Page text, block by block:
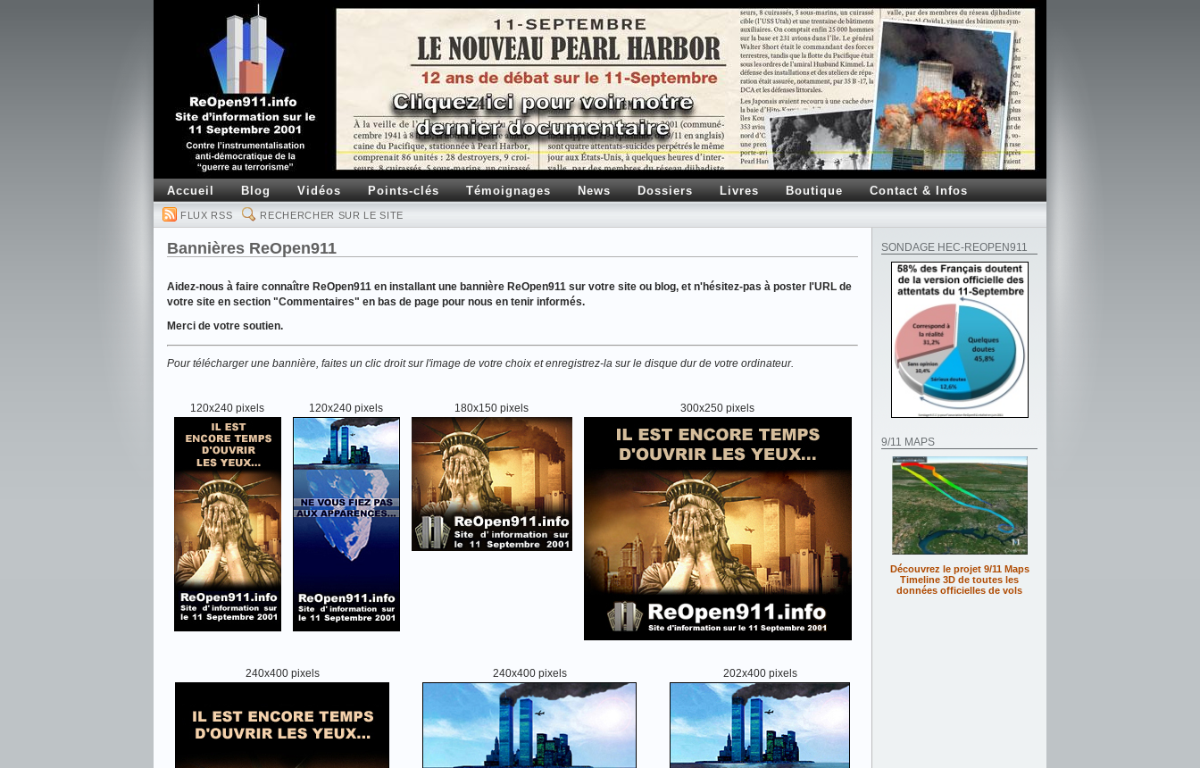
Accueil Blog Vidéos Points-clés Témoignages News Dossiers Livres Boutique Contact & Infos
FLUX RSS RECHERCHER SUR LE SITE
Bannières ReOpen911
Aidez-nous à faire connaître ReOpen911 en installant une bannière ReOpen911 sur votre site ou blog, et n'hésitez-pas à poster l'URL de
votre site en section "Commentaires" en bas de page pour nous en tenir informés.
Merci de votre soutien.
Pour télécharger une bannière, faites un clic droit sur l'image de votre choix et enregistrez-la sur le disque dur de votre ordinateur.
120x240 pixels 120x240 pixels 180x150 pixels 300x250 pixels
240x400 pixels 240x400 pixels 202x400 pixels
SONDAGE HEC-REOPEN911
9/11 MAPS
Découvrez le projet 9/11 Maps
Timeline 3D de toutes les
données officielles de vols